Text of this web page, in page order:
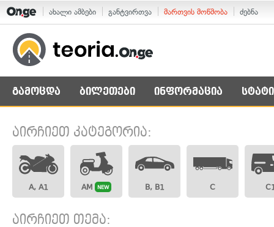
ახალი ამბები განტვირთვა მართვის მოწმობა ძებნა
გამოცდა ბილეთები ინფორმაცია
აირჩიეთ კატეგორია:
A, A1 AM NEW B, B1 C
აირჩიეთ თემა: